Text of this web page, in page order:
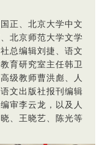
正、北京大学中文
北京师范大学文学
总编辑刘捷、语文
育研究室主任韩卫
级教师曹洪彪、人
文出版社报刊编辑
审李云龙，以及人
、王晓艺、陈光等